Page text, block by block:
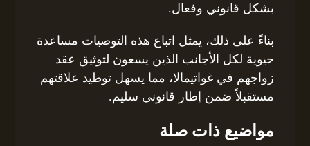
بشكل قانوني وفعال.
بناءً على ذلك، يمثل اتباع هذه التوصيات مساعدة
حيوية لكل الأجانب الذين يسعون لتوثيق عقد
زواجهم في غواتيمالا، مما يسهل توطيد علاقتهم
مستقبلاً ضمن إطار قانوني سليم.
مواضيع ذات صلة